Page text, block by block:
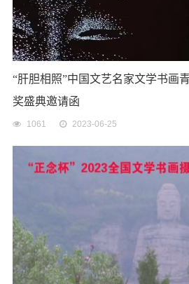
“肝胆相照”中国文艺名家文学书画
奖盛典邀请函
1061 2023-06-25